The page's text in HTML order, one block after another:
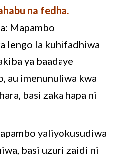
na fedha.
Mapambo
lengo la kuhifadhiwa
ya baadaye
au imenunuliwa kwa
basi zaka hapa ni
yaliyokusudiwa
basi uzuri zaidi ni